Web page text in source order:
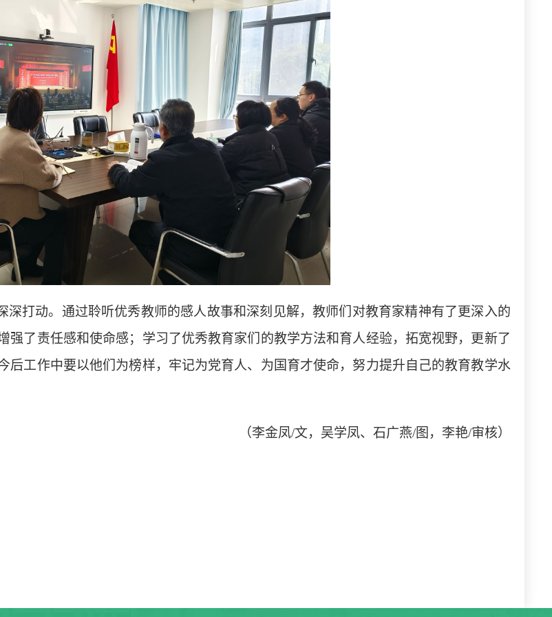
打动。通过聆听优秀教师的感人故事和深刻见解，教师们对教育家精神有了更深入的
了责任感和使命感；学习了优秀教育家们的教学方法和育人经验，拓宽视野，更新了
工作中要以他们为榜样，牢记为党育人、为国育才使命，努力提升自己的教育教学水
（李金凤/文，吴学凤、石广燕/图，李艳/审核）